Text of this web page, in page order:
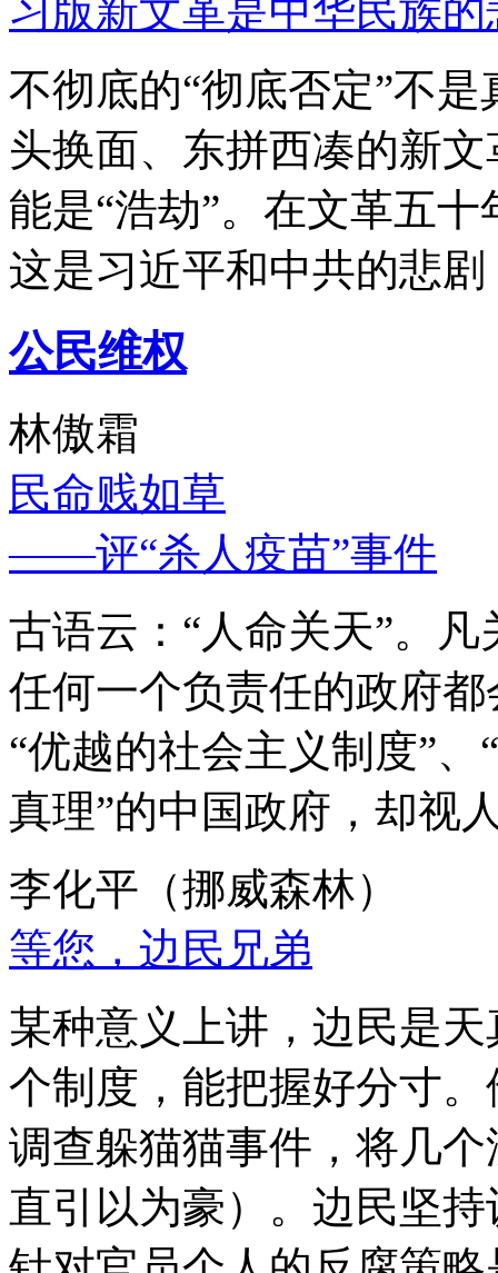
习版新文革是中华民族的
不彻底的“彻底否定”不
头换面、东拼西凑的新
能是“浩劫”。在文革五
这是习近平和中共的悲
公民维权
林傲霜
民命贱如草
——评“杀人疫苗”事件
古语云：“人命关天”。
任何一个负责任的政府
“优越的社会主义制度”
真理”的中国政府，却视
李化平（挪威森林）
等您，边民兄弟
某种意义上讲，边民是
个制度，能把握好分寸
调查躲猫猫事件，将几
直引以为豪）。边民坚